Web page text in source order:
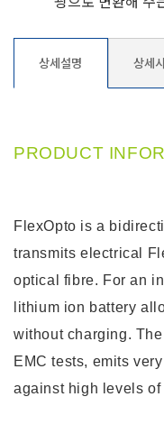
상세설명 상세
PRODUCT
FlexOpto is a
transmits electrical
optical fibre. For an
lithium ion battery
without charging.
EMC tests, emits
against high levels